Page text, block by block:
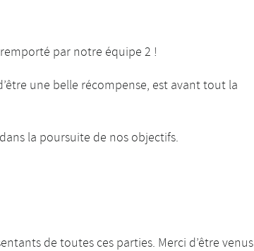
par notre équipe 2 !
une belle récompense, est avant tout la
la poursuite de nos objectifs.
de toutes ces parties. Merci d’être venus